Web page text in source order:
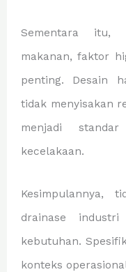
Sementara itu,
makanan, faktor
penting. Desain
tidak menyisakan
menjadi
kecelakaan.
Kesimpulannya,
drainase
kebutuhan.
konteks